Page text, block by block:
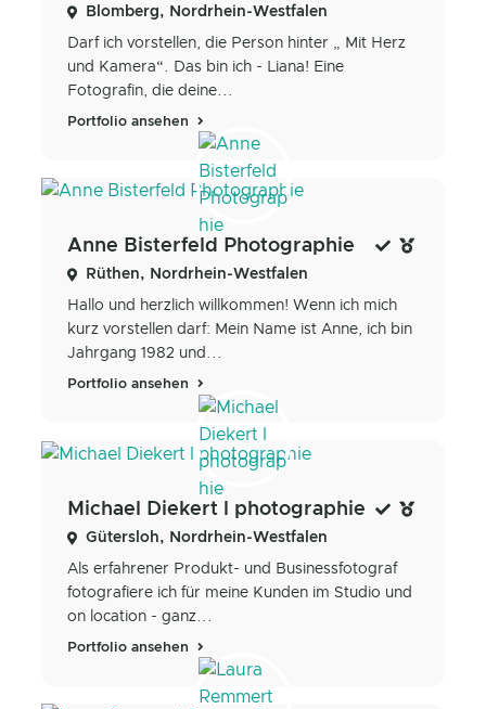
Blomberg, Nordrhein-Westfalen
Darf ich vorstellen, die Person hinter „ Mit Herz
und Kamera“. Das bin ich - Liana! Eine
Fotografin, die deine...
Portfolio ansehen
Anne Bisterfeld Photographie
Rüthen, Nordrhein-Westfalen
Hallo und herzlich willkommen! Wenn ich mich
kurz vorstellen darf: Mein Name ist Anne, ich bin
Jahrgang 1982 und...
Portfolio ansehen
Michael Diekert l photographie
Gütersloh, Nordrhein-Westfalen
Als erfahrener Produkt- und Businessfotograf
fotografiere ich für meine Kunden im Studio und
on location - ganz...
Portfolio ansehen